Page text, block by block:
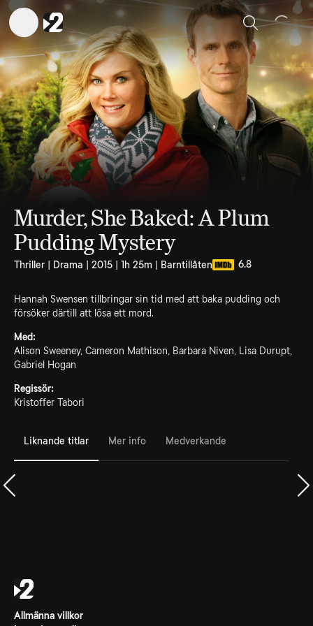
Sök
Murder, She Baked: A Plum
Pudding Mystery
Thriller | Drama | 2015 | 1h 25m | Barntillåten 6.8
Hannah Swensen tillbringar sin tid med att baka pudding och
försöker därtill att lösa ett mord.
Med:
Alison Sweeney, Cameron Mathison, Barbara Niven, Lisa Durupt,
Gabriel Hogan
Regissör:
Kristoffer Tabori
Liknande titlar Mer info Medverkande
Allmänna villkor